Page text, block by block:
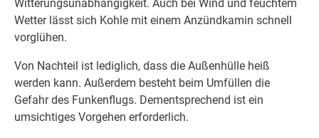
Witterungsunabhängigkeit. Auch bei Wind und feuchtem
Wetter lässt sich Kohle mit einem Anzündkamin schnell
vorglühen.
Von Nachteil ist lediglich, dass die Außenhülle heiß
werden kann. Außerdem besteht beim Umfüllen die
Gefahr des Funkenflugs. Dementsprechend ist ein
umsichtiges Vorgehen erforderlich.